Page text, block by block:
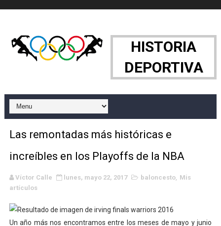
Canadian Elite Basketball League
Canadian Football League 2026 - Week 10
EFA y AFLE 2026 - Regular season
Grandes éxitos por fin para Chelsea Green, Chad
Campeonato de Europa de MTB 2026 (Monteceneri,
Campeonato de Europa de remo 2026 (Varese, Italia)
Mundial de esgrima 2026 (Hong Kong) - La delegación
Raquel Rodriguez es la nueva monarca
HISTORIA
DEPORTIVA
Las remontadas más históricas e
increíbles en los Playoffs de la NBA
Víctor Calle lunes, mayo 22, 2017 baloncesto, Mis
artículos
Un año más nos encontramos entre los meses de mayo y junio